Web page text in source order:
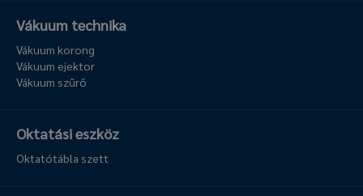
Vákuum technika
Vákuum korong
Vákuum ejektor
Vákuum szűrő
Oktatási eszköz
Oktatótábla szett